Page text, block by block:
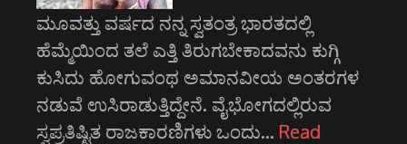
ಮೂವತ್ತು ವರ್ಷದ ನನ್ನ ಸ್ವತಂತ್ರ ಭಾರತದಲ್ಲಿ
ಹೆಮ್ಮೆಯಿಂದ ತಲೆ ಎತ್ತಿ ತಿರುಗಬೇಕಾದವನು ಕುಗ್ಗಿ
ಕುಸಿದು ಹೋಗುವಂಥ ಅಮಾನವೀಯ ಅಂತರಗಳ
ನಡುವೆ ಉಸಿರಾಡುತ್ತಿದ್ದೇನೆ. ವೈಭೋಗದಲ್ಲಿರುವ
ಸ್ವಪ್ರತಿಷ್ಟಿತ ರಾಜಕಾರಣಿಗಳು ಒಂದು… Read